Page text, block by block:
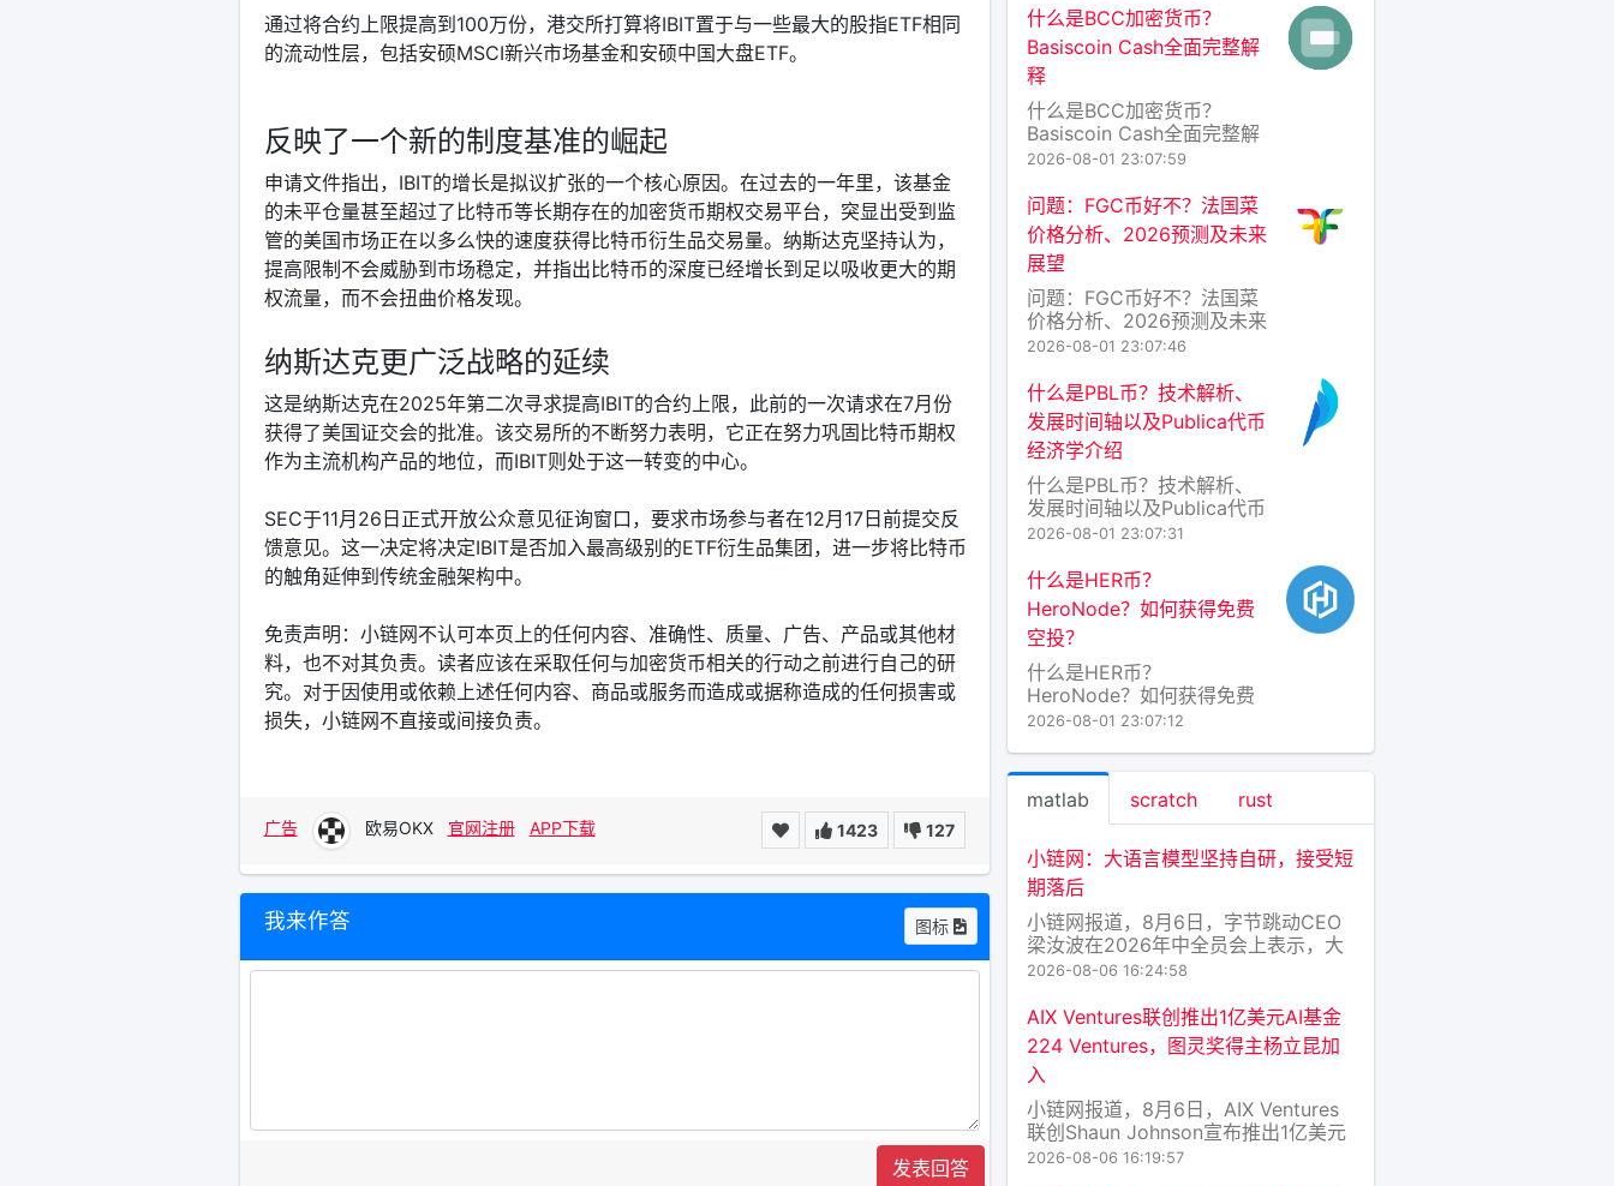
通过将合约上限提高到100万份，港交所打算将IBIT置于与一些最大的股指ETF相同
的流动性层，包括安硕MSCI新兴市场基金和安硕中国大盘ETF。
反映了一个新的制度基准的崛起
申请文件指出，IBIT的增长是拟议扩张的一个核心原因。在过去的一年里，该基金
的未平仓量甚至超过了比特币等长期存在的加密货币期权交易平台，突显出受到监
管的美国市场正在以多么快的速度获得比特币衍生品交易量。纳斯达克坚持认为，
提高限制不会威胁到市场稳定，并指出比特币的深度已经增长到足以吸收更大的期
权流量，而不会扭曲价格发现。
纳斯达克更广泛战略的延续
这是纳斯达克在2025年第二次寻求提高IBIT的合约上限，此前的一次请求在7月份
获得了美国证交会的批准。该交易所的不断努力表明，它正在努力巩固比特币期权
作为主流机构产品的地位，而IBIT则处于这一转变的中心。
SEC于11月26日正式开放公众意见征询窗口，要求市场参与者在12月17日前提交反
馈意见。这一决定将决定IBIT是否加入最高级别的ETF衍生品集团，进一步将比特币
的触角延伸到传统金融架构中。
免责声明：小链网不认可本页上的任何内容、准确性、质量、广告、产品或其他材
料，也不对其负责。读者应该在采取任何与加密货币相关的行动之前进行自己的研
究。对于因使用或依赖上述任何内容、商品或服务而造成或据称造成的任何损害或
损失，小链网不直接或间接负责。
1423 127
广告 欧易OKX 官网注册 APP下载
我来作答 图标
发表回答
中心化应用（DApp）和加
密资产层出不穷。DAR币
（代币符号：DAR，项目
名：Darcrus）便是一个专
注于数据存储与账本互操作
性的区块链项目。它试图解
决传统中心
什么是BCC加密货币？
Basiscoin Cash全面完整解
释
什么是BCC加密货币？
Basiscoin Cash全面完整解
释 在加密货币的浩瀚宇宙
Cash）是一个相对小众但设
计理念极具特色的项目。它
并非比特币现金（Bitcoin
Cash，同样简称BCC）——
那是另一个更知名的分叉
币。
2026-08-01 23:07:59
问题：FGC币好不？法国菜
价格分析、2026预测及未来
展望
问题：FGC币好不？法国菜
价格分析、2026预测及未来
展望 在加密货币的汪洋大海
“法式美食”或“法国文化”为概
念的项目代币）常被冠以“小
众蓝筹”或“高风险meme币”
的标签。要回答“FGC币好不
好”，不能简单看K线，而应
将其置于“
2026-08-01 23:07:46
什么是PBL币？技术解析、
发展时间轴以及Publica代币
经济学介绍
什么是PBL币？技术解析、
发展时间轴以及Publica代币
经济学介绍 一、PBL币定义
Blockchain Ledger
Token）是Publica项目发行
的原生加密资产，运行于以
太坊兼容的ERC20标准之上
（后续可
2026-08-01 23:07:31
什么是HER币？
HeroNode？如何获得免费
空投？
什么是HER币？
HeroNode？如何获得免费
空投？ 在区块链世界日新月
注的“新星”。它们并非简单
的代币和节点，而是一个致
力于构建去中心化AI计算网
络的生态体系。下面，我将
用通俗的
2026-08-01 23:07:12
matlab scratch rust
小链网：大语言模型坚持自研，接受短
期落后
小链网报道，8月6日，字节跳动CEO
梁汝波在2026年中全员会上表示，大
语言模型被海外领先模型拉开差距，但
期落后，坚持优化长期。梁汝波称，坚
持自研并非因外部压力，而是希望团队
延迟满足感、打好技术基础，对长期实
现AGI至关重
2026-08-06 16:24:58
AIX Ventures联创推出1亿美元AI基金
224 Ventures，图灵奖得主杨立昆加
入
小链网报道，8月6日，AIX Ventures
联创Shaun Johnson宣布推出1亿美元
人工智能基金224 Ventures，目前管
2026-08-06 16:19:57